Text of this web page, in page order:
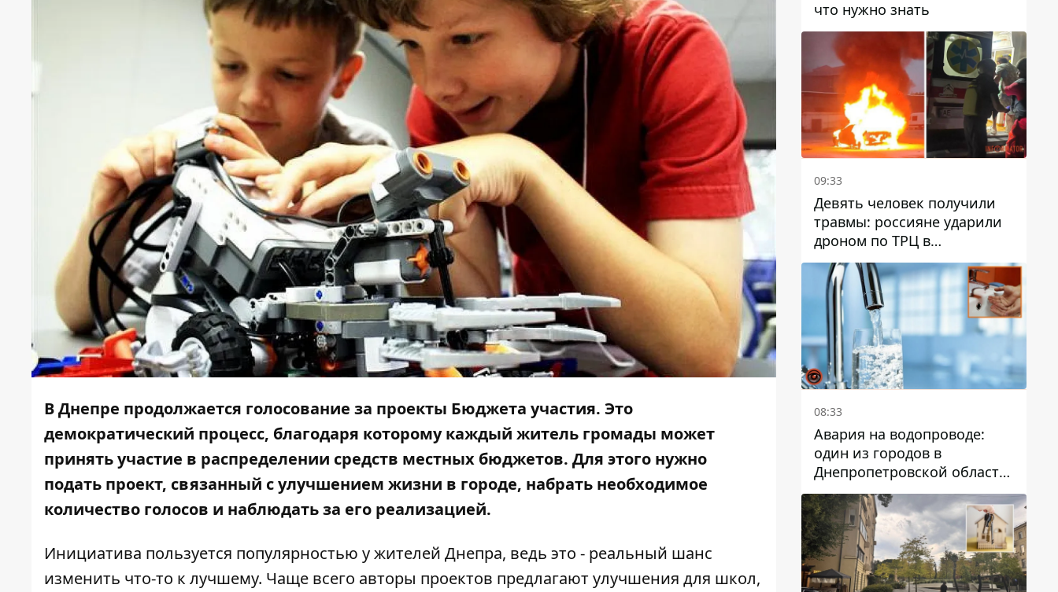
В Днепре продолжается голосование за проекты Бюджета участия. Это
демократический процесс, благодаря которому каждый житель громады может
принять участие в распределении средств местных бюджетов. Для этого нужно
подать проект, связанный с улучшением жизни в городе, набрать необходимое
количество голосов и наблюдать за его реализацией.
Инициатива пользуется популярностью у жителей Днепра, ведь это - реальный шанс
изменить что-то к лучшему. Чаще всего авторы проектов предлагают улучшения для школ,
что нужно знать
09:33
Девять человек получили
травмы: россияне ударили
дроном по ТРЦ в
Павлограде, будет ли
работать заведение в
дальнейшем
08:33
Авария на водопроводе:
один из городов в
Днепропетровской области
остался без воды